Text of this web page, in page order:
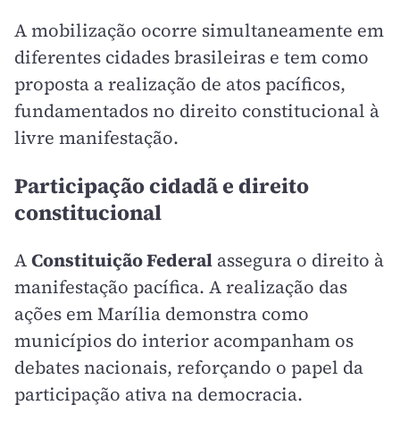
A mobilização ocorre simultaneamente em
diferentes cidades brasileiras e tem como
proposta a realização de atos pacíficos,
fundamentados no direito constitucional à
livre manifestação.
Participação cidadã e direito
constitucional
AConstituição Federal assegura o direito à
manifestação pacífica. A realização das
ações em Marília demonstra como
municípios do interior acompanham os
debates nacionais, reforçando o papel da
participação ativa na democracia.